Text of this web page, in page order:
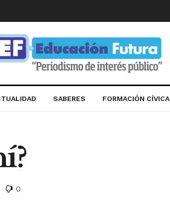
SABERES FORMACIÓN CÍVICA
0